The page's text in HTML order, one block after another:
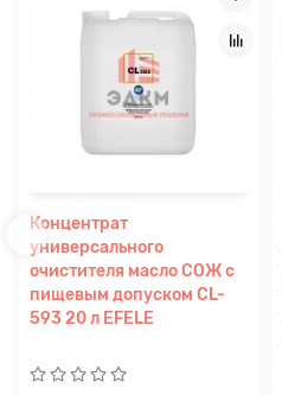
Концентрат
универсального
очистителя масло СОЖ с
пищевым допуском CL-
593 20 л EFELE